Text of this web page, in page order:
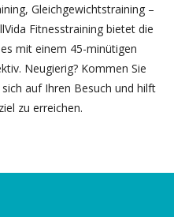
Gleichgewichtstraining –
Fitnesstraining bietet die
mit einem 45-minütigen
Neugierig? Kommen Sie
auf Ihren Besuch und hilft
zu erreichen.